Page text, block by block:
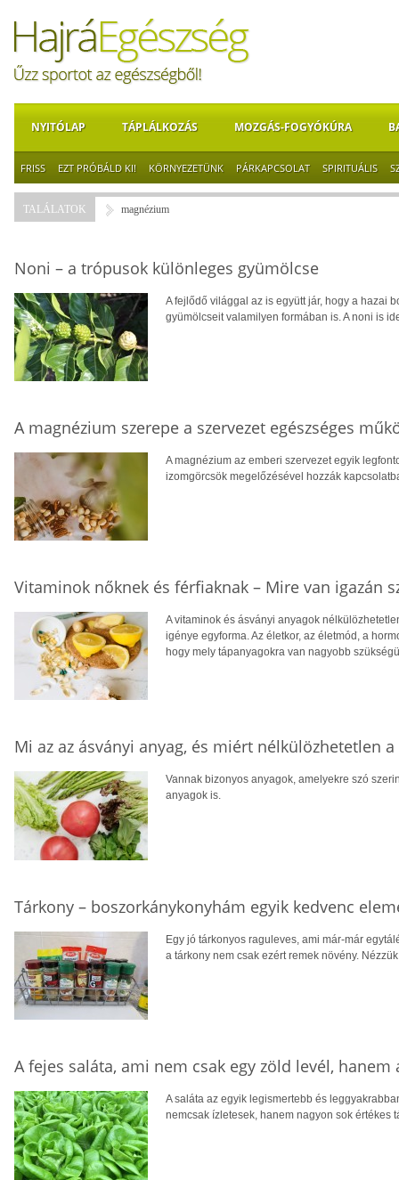
NYITÓLAP TÁPLÁLKOZÁS MOZGÁS-FOGYÓKÚRA
FRISS EZT PRÓBÁLD KI! KÖRNYEZETÜNK PÁRKAPCSOLAT SPIRITUÁLIS
TALÁLATOK magnézium
Noni – a trópusok különleges gyümölcse
A fejlődő világgal az is együtt jár, hogy a hazai
gyümölcseit valamilyen formában is. A noni is
A magnézium szerepe a szervezet egészséges
A magnézium az emberi szervezet egyik
izomgörcsök megelőzésével hozzák
Vitaminok nőknek és férfiaknak – Mire van igazán
A vitaminok és ásványi anyagok
igénye egyforma. Az életkor, az életmód, a
hogy mely tápanyagokra van nagyobb
Mi az az ásványi anyag, és miért nélkülözhetetlen
Vannak bizonyos anyagok, amelyekre szó
anyagok is.
Tárkony – boszorkánykonyhám egyik kedvenc
Egy jó tárkonyos raguleves, ami már-már
a tárkony nem csak ezért remek növény.
A fejes saláta, ami nem csak egy zöld levél,
A saláta az egyik legismertebb és
nemcsak ízletesek, hanem nagyon sok értékes